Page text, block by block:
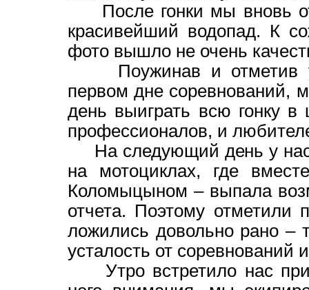
После гонки мы вновь
красивейший водопад. К
фото вышло не очень
Поужинав и отметив
первом дне соревнований,
день выиграть всю гонку
профессионалов, и
На следующий день у нас
на мотоциклах, где
Коломыцыном – выпала
отчета. Поэтому отметили
ложились довольно рано –
усталость от соревнований
Утро встретило нас